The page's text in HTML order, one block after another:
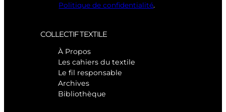
Politique de confidentialité.
COLLECTIF TEXTILE
À Propos
Les cahiers du textile
Le fil responsable
Archives
Bibliothèque